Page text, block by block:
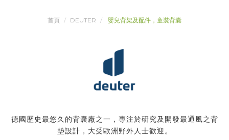
首頁 DEUTER 嬰兒背架及配件，童裝背囊
德國歷史最悠久的背囊廠之一，專注於研究及開發最通風之背
墊設計，大受歐洲野外人士歡迎。